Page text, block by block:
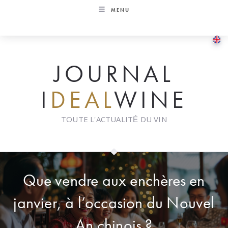
MENU
JOURNAL
I DEALWINE
TOUTE L'ACTUALITÉ DU VIN
Que vendre aux enchères en
janvier, à l’occasion du Nouvel